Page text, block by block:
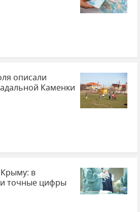
описали
Каменки
в
точные цифры